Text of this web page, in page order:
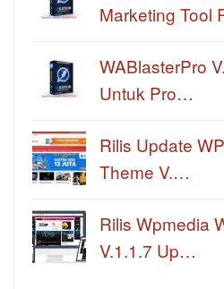
Marketing Tool
WABlasterPro
Untuk Pro…
Rilis Update
Theme V.…
Rilis Wpmedia
V.1.1.7 Up…